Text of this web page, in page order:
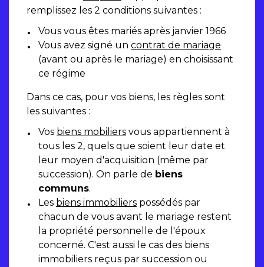
remplissez les 2 conditions suivantes :
Vous vous êtes mariés après janvier 1966
Vous avez signé un contrat de mariage
(avant ou après le mariage) en choisissant
ce régime
Dans ce cas, pour vos biens, les règles sont
les suivantes :
Vos biens mobiliers vous appartiennent à
tous les 2, quels que soient leur date et
leur moyen d'acquisition (même par
succession). On parle de biens
communs.
Les biens immobiliers possédés par
chacun de vous avant le mariage restent
la propriété personnelle de l'époux
concerné. C'est aussi le cas des biens
immobiliers reçus par succession ou